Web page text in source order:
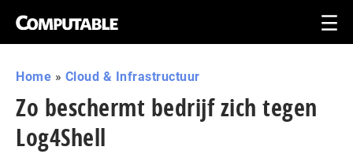
Home » Cloud & Infrastructuur
Zo beschermt bedrijf zich tegen
Log4Shell